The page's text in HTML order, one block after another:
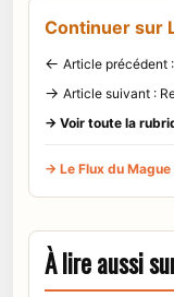
Continuer sur
← Article précédent
→ Article suivant :
→ Voir toute la
→ Le Flux du
À lire aussi